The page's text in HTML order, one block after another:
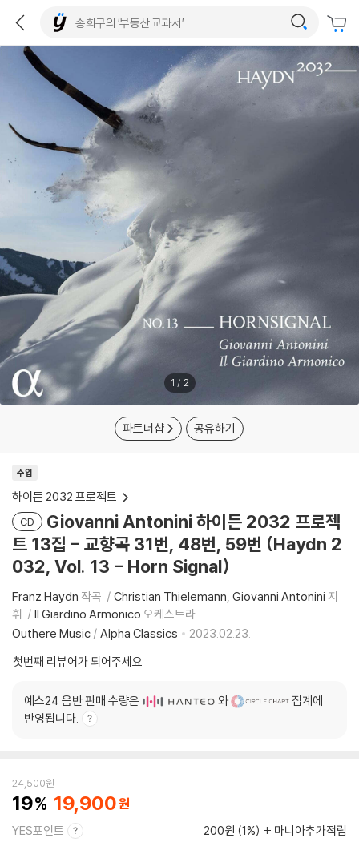
1 / 2
파트너샵 공유하기
수입
하이든 2032 프로젝트
CD
Giovanni Antonini 하이든 2032 프로젝
트 13집 - 교향곡 31번, 48번, 59번 (Haydn 2
032, Vol. 13 - Horn Signal)
Franz Haydn 작곡 Christian Thielemann Giovanni Antonini 지
휘
Il Giardino Armonico 오케스트라
Outhere Music / Alpha Classics
2023.02.23.
첫번째 리뷰어가 되어주세요
예스24 음반 판매 수량은 와
집계에
반영됩니다.
24,500원
19 19,900
YES포인트 200원 (1%) 마니아추가적립